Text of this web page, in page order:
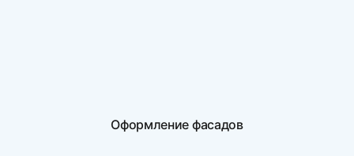
Оформление фасадов